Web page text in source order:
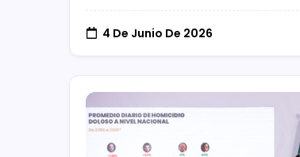
4 De Junio De 2026